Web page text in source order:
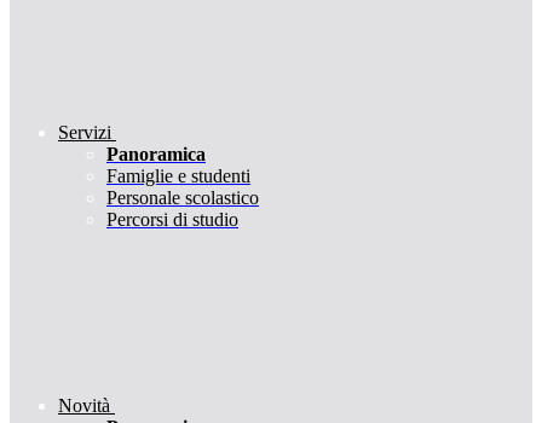
Servizi
Panoramica
Famiglie e studenti
Personale scolastico
Percorsi di studio
Novità